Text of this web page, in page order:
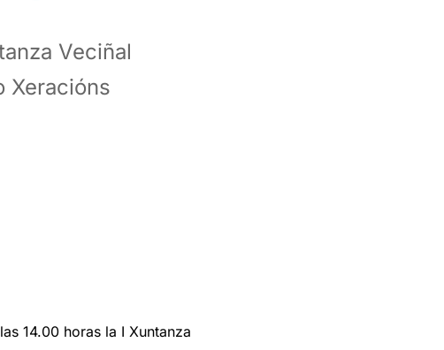
14.00 horas la I Xuntanza